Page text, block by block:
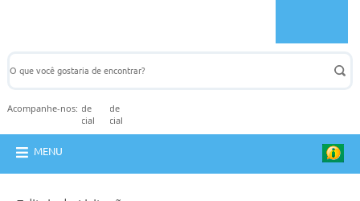
Acompanhe-nos:
MENU